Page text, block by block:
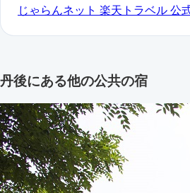
じゃらんネット 楽天トラベル公
丹後にある他の公共の宿